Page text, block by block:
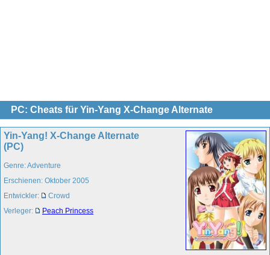
PC: Cheats für Yin-Yang X-Change Alternate
Yin-Yang! X-Change Alternate
(PC)
Genre: Adventure
Erschienen: Oktober 2005
Entwickler:
Crowd
Verleger:
Peach Princess